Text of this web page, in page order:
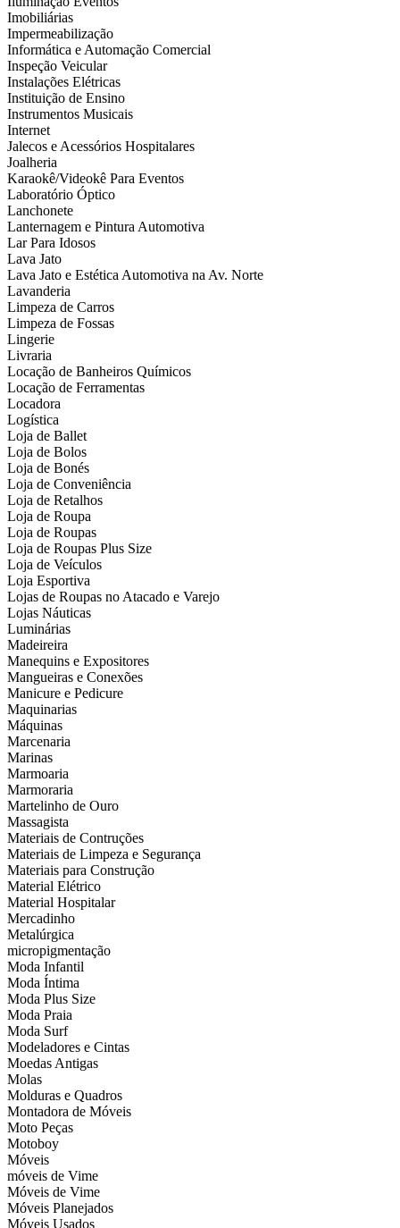
Imobiliárias
Impermeabilização
Informática e Automação Comercial
Inspeção Veicular
Instalações Elétricas
Instituição de Ensino
Instrumentos Musicais
Internet
Jalecos e Acessórios Hospitalares
Joalheria
Karaokê/Videokê Para Eventos
Laboratório Óptico
Lanchonete
Lanternagem e Pintura Automotiva
Lar Para Idosos
Lava Jato
Lava Jato e Estética Automotiva na Av. Norte
Lavanderia
Limpeza de Carros
Limpeza de Fossas
Lingerie
Livraria
Locação de Banheiros Químicos
Locação de Ferramentas
Locadora
Logística
Loja de Ballet
Loja de Bolos
Loja de Bonés
Loja de Conveniência
Loja de Retalhos
Loja de Roupa
Loja de Roupas
Loja de Roupas Plus Size
Loja de Veículos
Loja Esportiva
Lojas de Roupas no Atacado e Varejo
Lojas Náuticas
Luminárias
Madeireira
Manequins e Expositores
Mangueiras e Conexões
Manicure e Pedicure
Maquinarias
Máquinas
Marcenaria
Marinas
Marmoaria
Marmoraria
Martelinho de Ouro
Massagista
Materiais de Contruções
Materiais de Limpeza e Segurança
Materiais para Construção
Material Elétrico
Material Hospitalar
Mercadinho
Metalúrgica
micropigmentação
Moda Infantil
Moda Íntima
Moda Plus Size
Moda Praia
Moda Surf
Modeladores e Cintas
Moedas Antigas
Molas
Molduras e Quadros
Montadora de Móveis
Moto Peças
Motoboy
Móveis
móveis de Vime
Móveis de Vime
Móveis Planejados
Móveis Usados